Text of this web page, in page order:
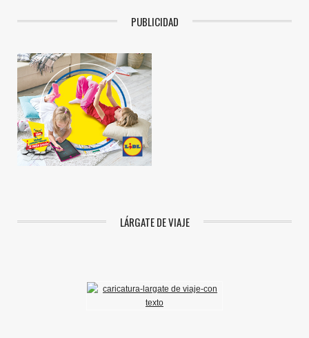
PUBLICIDAD
LÁRGATE DE VIAJE